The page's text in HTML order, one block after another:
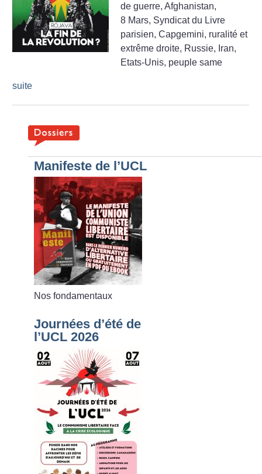
de guerre, Afghanistan,
8 Mars, Syndicat du Livre
parisien, Capgemini, ruralité et
extrême droite, Russie, Iran,
Etats-Unis, peuple same
suite
Manifeste de l’UCL
Nos fondamentaux
Journées d’été de
l’UCL 2026